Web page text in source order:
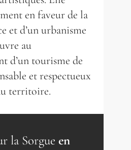
en faveur de la
et d’un urbanisme
au
d’un tourisme de
et respectueux
territoire.
la Sorgue en